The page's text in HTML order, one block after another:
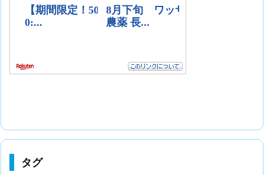
タグ